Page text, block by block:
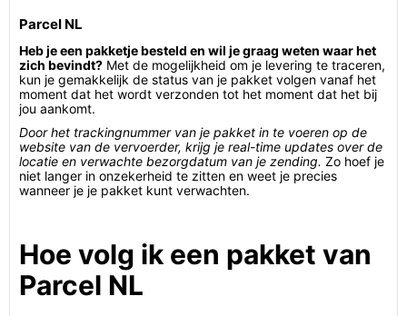
Parcel NL
Heb je een pakketje besteld en wil je graag weten waar het
zich bevindt? Met de mogelijkheid om je levering te traceren,
kun je gemakkelijk de status van je pakket volgen vanaf het
moment dat het wordt verzonden tot het moment dat het bij
jou aankomt.
Door het trackingnummer van je pakket in te voeren op de
website van de vervoerder, krijg je real-time updates over de
locatie en verwachte bezorgdatum van je zending. Zo hoef je
niet langer in onzekerheid te zitten en weet je precies
wanneer je je pakket kunt verwachten.
Hoe volg ik een pakket van
Parcel NL